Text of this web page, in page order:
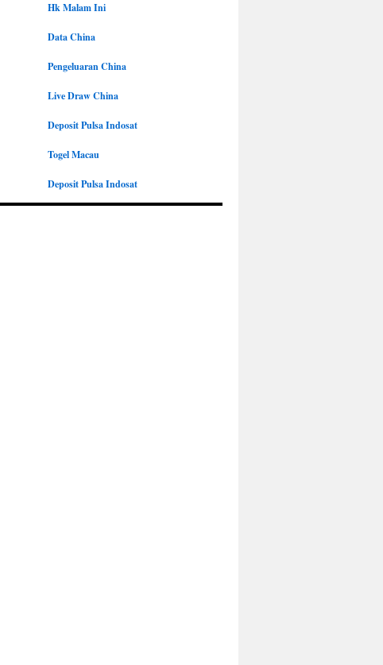
Hk Malam Ini
Data China
Pengeluaran China
Live Draw China
Deposit Pulsa Indosat
Togel Macau
Deposit Pulsa Indosat